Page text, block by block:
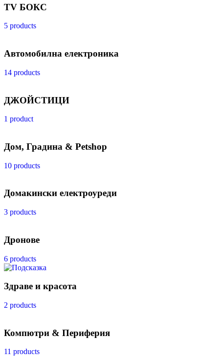
TV БОКС
5 products
Автомобилна електроника
14 products
ДЖОЙСТИЦИ
1 product
Дом, Градина & Petshop
10 products
Домакински електроуреди
3 products
Дронове
6 products
Здраве и красота
2 products
Компютри & Периферия
11 products